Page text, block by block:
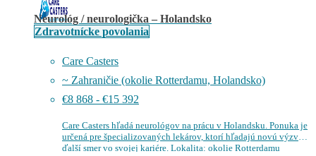
Neurológ / neurologička – Holandsko
Zdravotnícke povolania
Care Casters
~ Zahraničie (okolie Rotterdamu, Holandsko)
€8 868 - €15 392
Care Casters hľadá neurológov na prácu v Holandsku. Ponuka je
určená pre špecializovaných lekárov, ktorí hľadajú novú výzvu a
ďalší smer vo svojej kariére. Lokalita: okolie Rotterdamu